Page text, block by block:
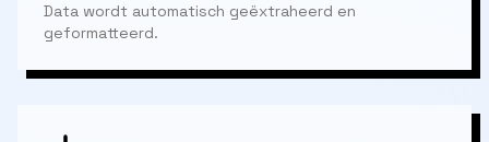
Data wordt automatisch geëxtraheerd en
geformatteerd.